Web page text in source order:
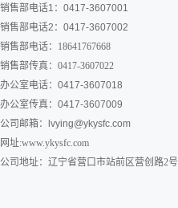
销售部电话1：0417-3607001
销售部电话2：0417-3607002
销售部电话：18641767668
销售部传真：0417-3607022
办公室电话：0417-3607018
办公室传真：0417-3607009
公司邮箱：
lvying@ykysfc.com
网址:www.ykysfc.com
公司地址：辽宁省营口市站前区营创路2号